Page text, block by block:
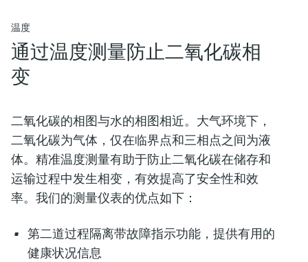
温度
通过温度测量防止二氧化碳相
变
二氧化碳的相图与水的相图相近。大气环境下，
二氧化碳为气体，仅在临界点和三相点之间为液
体。精准温度测量有助于防止二氧化碳在储存和
运输过程中发生相变，有效提高了安全性和效
率。我们的测量仪表的优点如下：
第二道过程隔离带故障指示功能，提供有用的
健康状况信息